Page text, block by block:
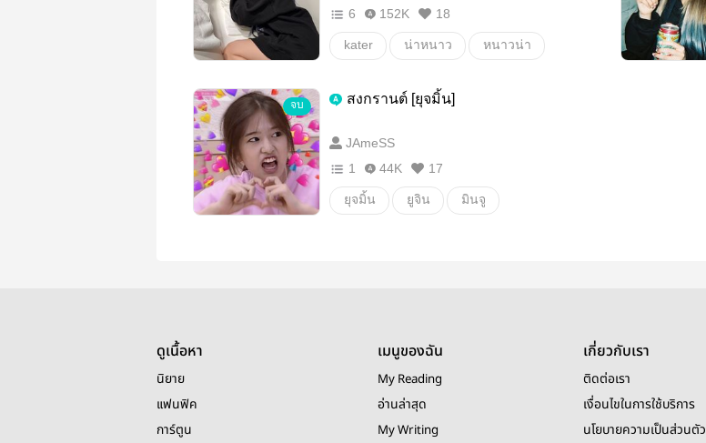
6
152K 18
kater น่าหนาว หนาวน่า
น้องหนาว
aespa
จบ สงกรานต์ [ยุจมิ้น]
JAmeSS
1
44K 17
ยุจมิ้น ยูจิน มินจู
ดูเนื้อหา
นิยาย
แฟนฟิค
การ์ตูน
เมนูของฉัน
My Reading
อ่านล่าสุด
My Writing
เกี่ยวกับเรา
ติดต่อเรา
เงื่อนไขในการใช้บริการ
นโยบายความเป็นส่วนตัว